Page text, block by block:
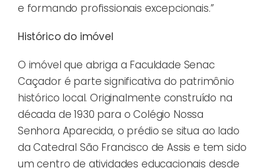
e formando profissionais excepcionais.”
Histórico do imóvel
O imóvel que abriga a Faculdade Senac
Caçador é parte significativa do patrimônio
histórico local. Originalmente construído na
década de 1930 para o Colégio Nossa
Senhora Aparecida, o prédio se situa ao lado
da Catedral São Francisco de Assis e tem sido
um centro de atividades educacionais desde